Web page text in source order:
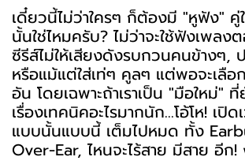
เดี๋ยวนี้ไม่ว่าใครๆ ก็ต้องมี "หูฟัง"
นั้นใช่ไหมครับ? ไม่ว่าจะใช้ฟังเพลง
ซีรีส์ไม่ให้เสียงดังรบกวนคนข้างๆ,
หรือแม้แต่ใส่เท่ๆ คูลๆ แต่พอจะเลื
อัน โดยเฉพาะถ้าเราเป็น "มือใหม่"
เรื่องเทคนิคอะไรมากนัก...โอ้โห! เปิ
แบบนั้นแบบนี้ เต็มไปหมด ทั้ง
Over-Ear, ไหนจะไร้สาย มีสาย อีก